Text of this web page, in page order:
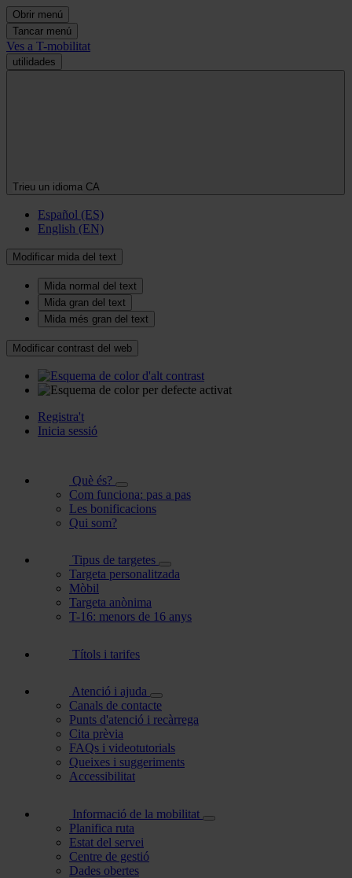
Obrir menú
Tancar menú
Ves a T-mobilitat
utilidades
Trieu un idioma CA
Español (ES)
English (EN)
Modificar mida del text
Mida normal del text
Mida gran del text
Mida més gran del text
Modificar contrast del web
Registra't
Inicia sessió
Què és?
Com funciona: pas a pas
Les bonificacions
Qui som?
Tipus de targetes
Targeta personalitzada
Mòbil
Targeta anònima
T-16: menors de 16 anys
Títols i tarifes
Atenció i ajuda
Canals de contacte
Punts d'atenció i recàrrega
Cita prèvia
FAQs i videotutorials
Queixes i suggeriments
Accessibilitat
Informació de la mobilitat
Planifica ruta
Estat del servei
Centre de gestió
Dades obertes